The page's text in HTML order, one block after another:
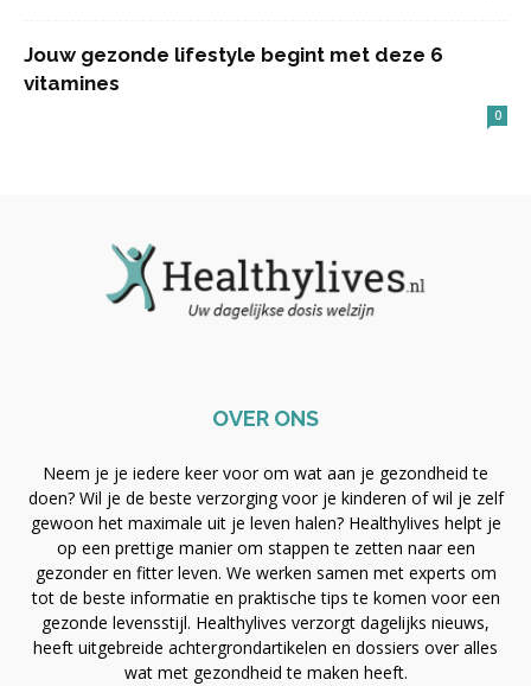
Jouw gezonde lifestyle begint met deze 6
vitamines
0
OVER ONS
Neem je je iedere keer voor om wat aan je gezondheid te
doen? Wil je de beste verzorging voor je kinderen of wil je zelf
gewoon het maximale uit je leven halen? Healthylives helpt je
op een prettige manier om stappen te zetten naar een
gezonder en fitter leven. We werken samen met experts om
tot de beste informatie en praktische tips te komen voor een
gezonde levensstijl. Healthylives verzorgt dagelijks nieuws,
heeft uitgebreide achtergrondartikelen en dossiers over alles
wat met gezondheid te maken heeft.